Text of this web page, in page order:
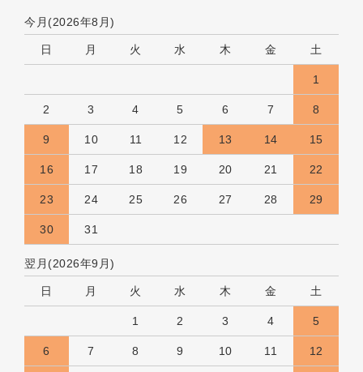
今月(2026年8月)
日 月 火 水 木 金 土
1
2 3 4 5 6 7 8
9 10 11 12 13 14 15
16 17 18 19 20 21 22
23 24 25 26 27 28 29
30 31
翌月(2026年9月)
日 月 火 水 木 金 土
1 2 3 4 5
6 7 8 9 10 11 12